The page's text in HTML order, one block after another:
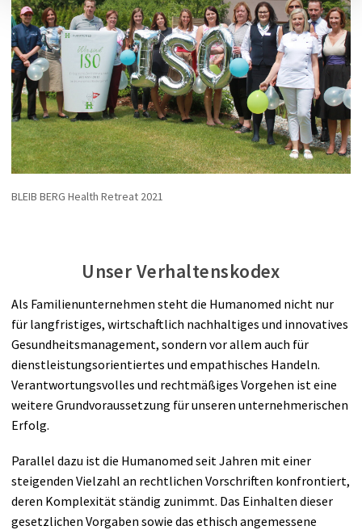
BLEIB BERG Health Retreat 2021
Unser Verhaltenskodex
Als Familienunternehmen steht die Humanomed nicht nur
für langfristiges, wirtschaftlich nachhaltiges und innovatives
Gesundheitsmanagement, sondern vor allem auch für
dienstleistungsorientiertes und empathisches Handeln.
Verantwortungsvolles und rechtmäßiges Vorgehen ist eine
weitere Grundvoraussetzung für unseren unternehmerischen
Erfolg.
Parallel dazu ist die Humanomed seit Jahren mit einer
steigenden Vielzahl an rechtlichen Vorschriften konfrontiert,
deren Komplexität ständig zunimmt. Das Einhalten dieser
gesetzlichen Vorgaben sowie das ethisch angemessene